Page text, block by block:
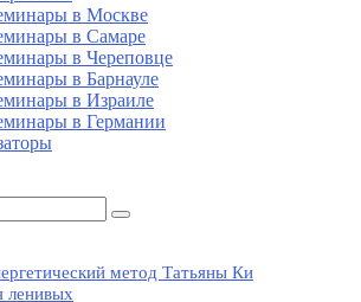
в Москве
в Самаре
в Череповце
в Барнауле
в Израиле
в Германии
метод Татьяны Ки
ленивых